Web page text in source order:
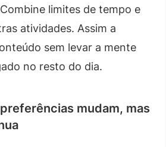
limites de tempo e
atividades. Assim a
sem levar a mente
no resto do dia.
mudam, mas